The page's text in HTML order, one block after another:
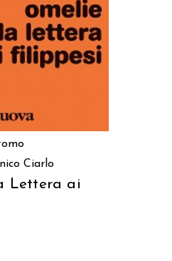
Ciarlo
Lettera ai